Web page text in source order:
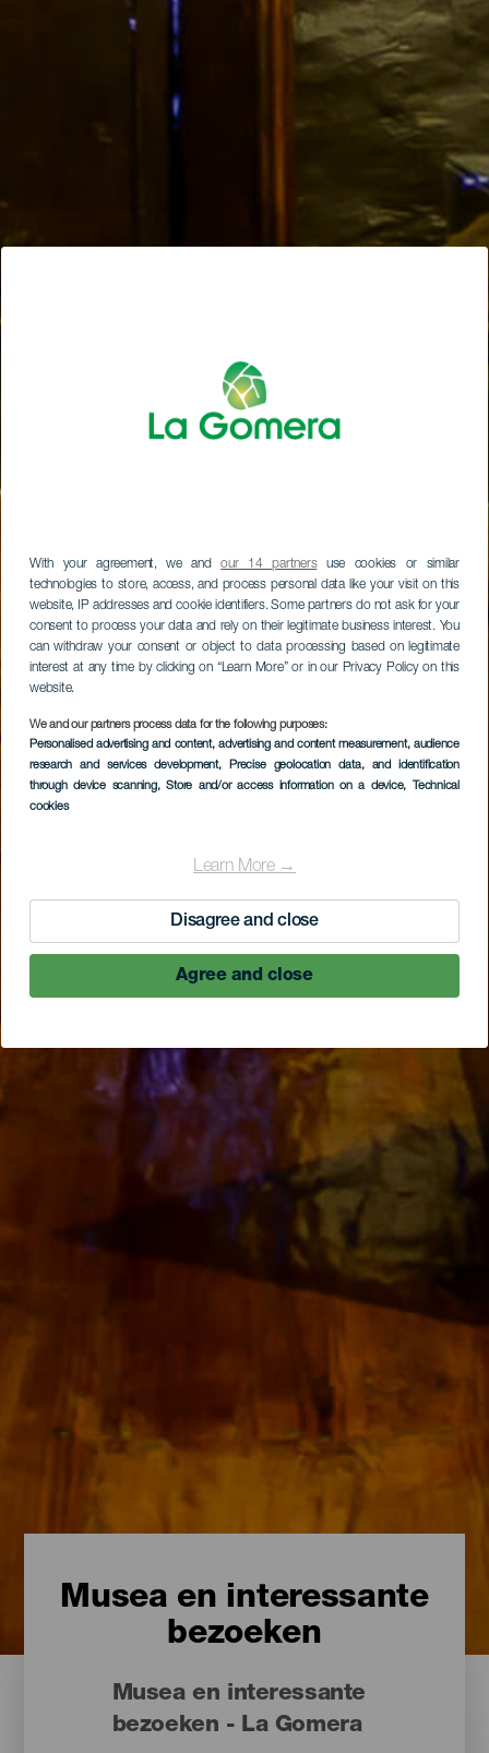
With your agreement, we andour 14 partnersuse cookies or similar
technologies to store, access, and process personal data like your visit on this
website, IP addresses and cookie identifiers. Some partners do not ask for your
consent to process your data and rely on their legitimate business interest. You
can withdraw your consent or object to data processing based on legitimate
interest at any time by clicking on “Learn More” or in our Privacy Policy on this
website.
We and our partners process data for the following purposes:
Personalised advertising and content, advertising and content measurement, audience
research and services development, Precise geolocation data, and identification
through device scanning, Store and/or access information on a device, Technical
cookies
Learn More →
Disagree and close
Agree and close
Musea en interessante
bezoeken
Musea en interessante
bezoeken - La Gomera